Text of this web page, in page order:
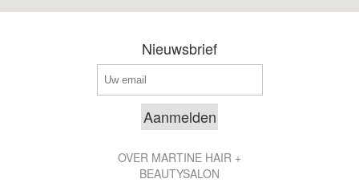
Nieuwsbrief
OVER MARTINE HAIR +
BEAUTYSALON